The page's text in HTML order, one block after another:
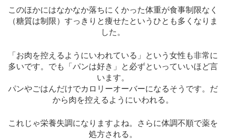
このほかにはなかなか落ちにくかった体重が食事制限なく
（糖質は制限）すっきりと痩せたというひとも多くなりま
した。
「お肉を控えるようにいわれている」という女性も非常に
多いです。でも「パンは好き」と必ずといっていいほど言
います。
パンやごはんだけでカロリーオーバーになるそうです。だ
から肉を控えるようにいわれる。
これじゃ栄養失調になりますよね。さらに体調不順で薬を
処方される。